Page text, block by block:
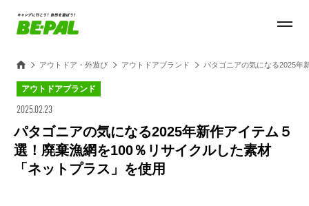
アウトドア・外遊び アウトドアブランド パタゴニアの気になる2025年
アウトドアブランド
2025.02.23
パタゴニアの気になる2025年新作アイテム５
選！廃棄漁網を100％リサイクルした素材
「ネットプラス」を使用